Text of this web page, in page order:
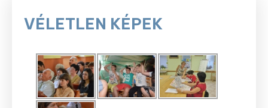
VÉLETLEN KÉPEK